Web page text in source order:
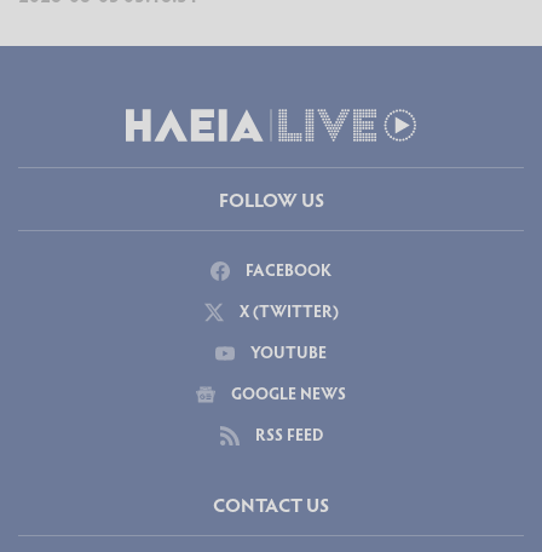
FOLLOW US
FACEBOOK
X (TWITTER)
YOUTUBE
GOOGLE NEWS
RSS FEED
CONTACT US